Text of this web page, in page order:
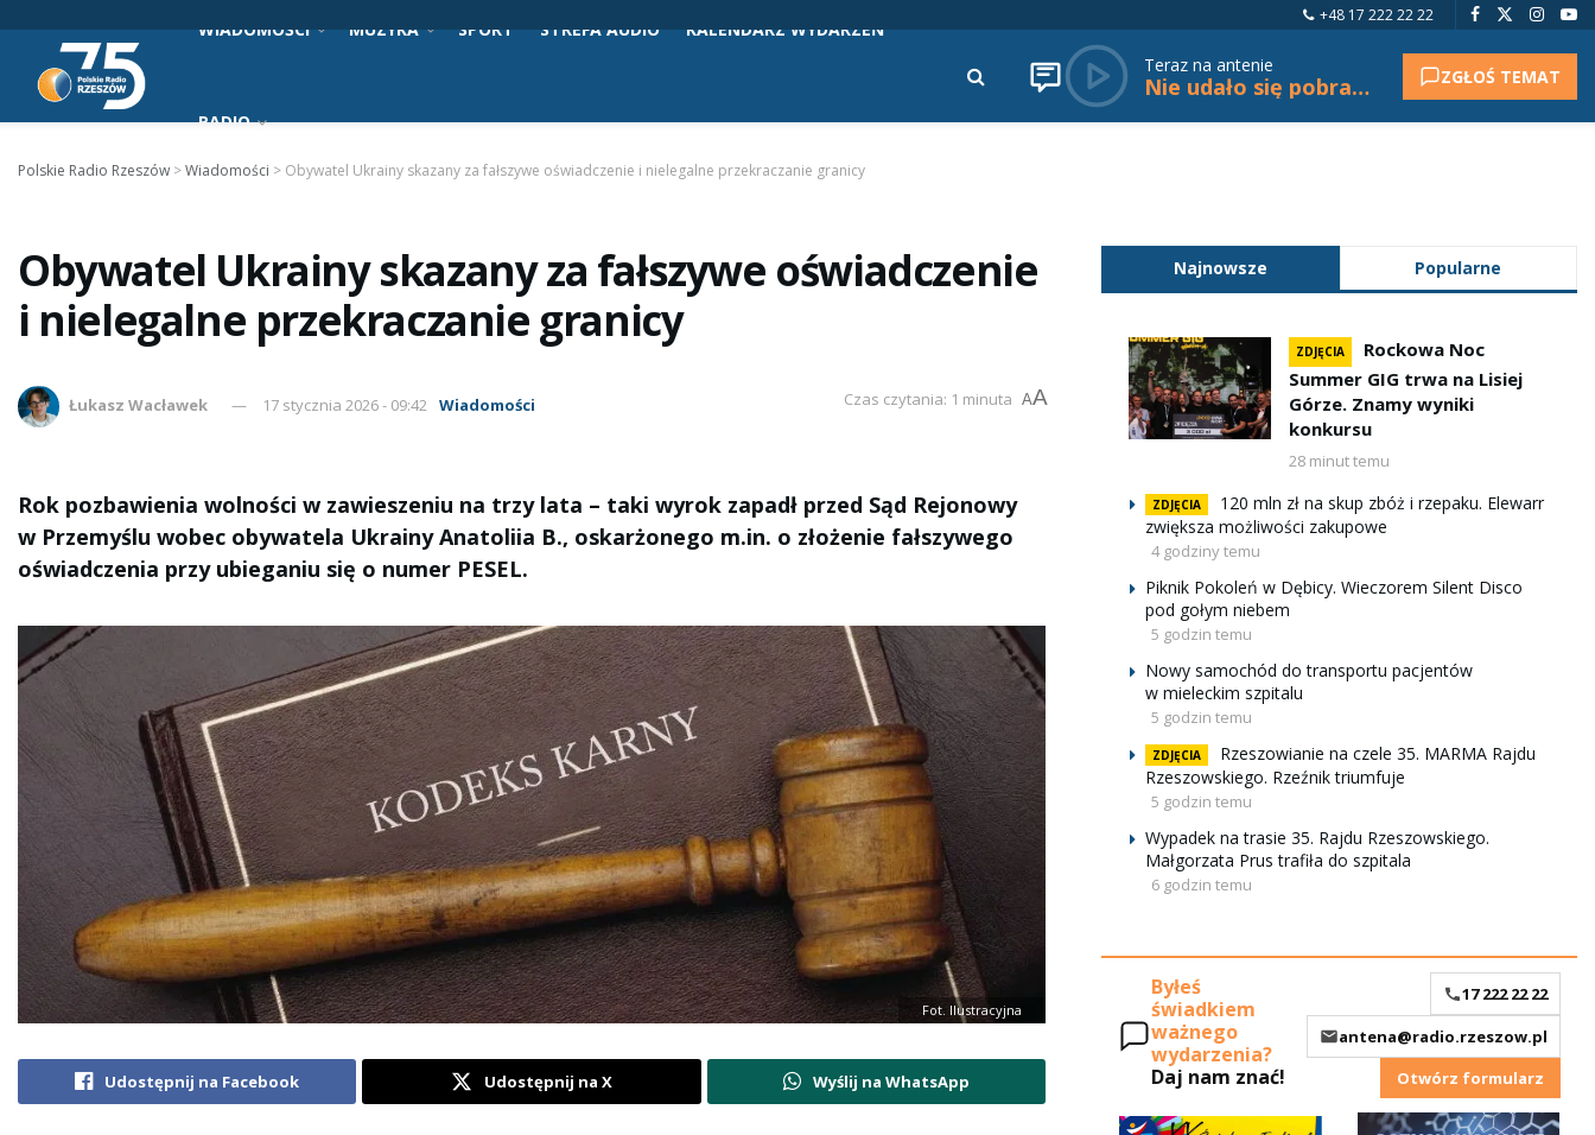
+48 17 222 22 22
WIADOMOŚCI MUZYKA SPORT STREFA AUDIO KALENDARZ WYDARZEŃ
RADIO
Teraz na antenie
Nie udało się pobrać tytułu. ZGŁOŚ TEMAT
Polskie Radio Rzeszów >Wiadomości > Obywatel Ukrainy skazany za fałszywe oświadczenie i nielegalne przekraczanie granicy
Obywatel Ukrainy skazany za fałszywe oświadczenie
i nielegalne przekraczanie granicy
Łukasz Wacławek 17 stycznia 2026 - 09:42 Wiadomości Czas czytania: 1 minuta AA
Rok pozbawienia wolności w zawieszeniu na trzy lata – taki wyrok zapadł przed Sąd Rejonowy
w Przemyślu wobec obywatela Ukrainy Anatoliia B., oskarżonego m.in. o złożenie fałszywego
oświadczenia przy ubieganiu się o numer PESEL.
Fot. Ilustracyjna
Udostępnij na Facebook Udostępnij na X Wyślij na WhatsApp
Najnowsze Popularne
ZDJĘCIA
Rockowa Noc
Summer GIG trwa na Lisiej
Górze. Znamy wyniki
konkursu
28 minut temu
ZDJĘCIA
120 mln zł na skup zbóż i rzepaku. Elewarr
zwiększa możliwości zakupowe
4 godziny temu
Piknik Pokoleń w Dębicy. Wieczorem Silent Disco
pod gołym niebem
5 godzin temu
Nowy samochód do transportu pacjentów
w mieleckim szpitalu
5 godzin temu
ZDJĘCIA
Rzeszowianie na czele 35. MARMA Rajdu
Rzeszowskiego. Rzeźnik triumfuje
5 godzin temu
Wypadek na trasie 35. Rajdu Rzeszowskiego.
Małgorzata Prus trafiła do szpitala
6 godzin temu
Byłeś
świadkiem
ważnego
wydarzenia?
Daj nam znać!
17 222 22 22
antena@radio.rzeszow.pl
Otwórz formularz